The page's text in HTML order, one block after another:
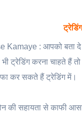
: आपको बता दे
ट्रेडिंग करना चाहते
कर सकते हैं ट्रेडिंग में।
की सहायता से काफी